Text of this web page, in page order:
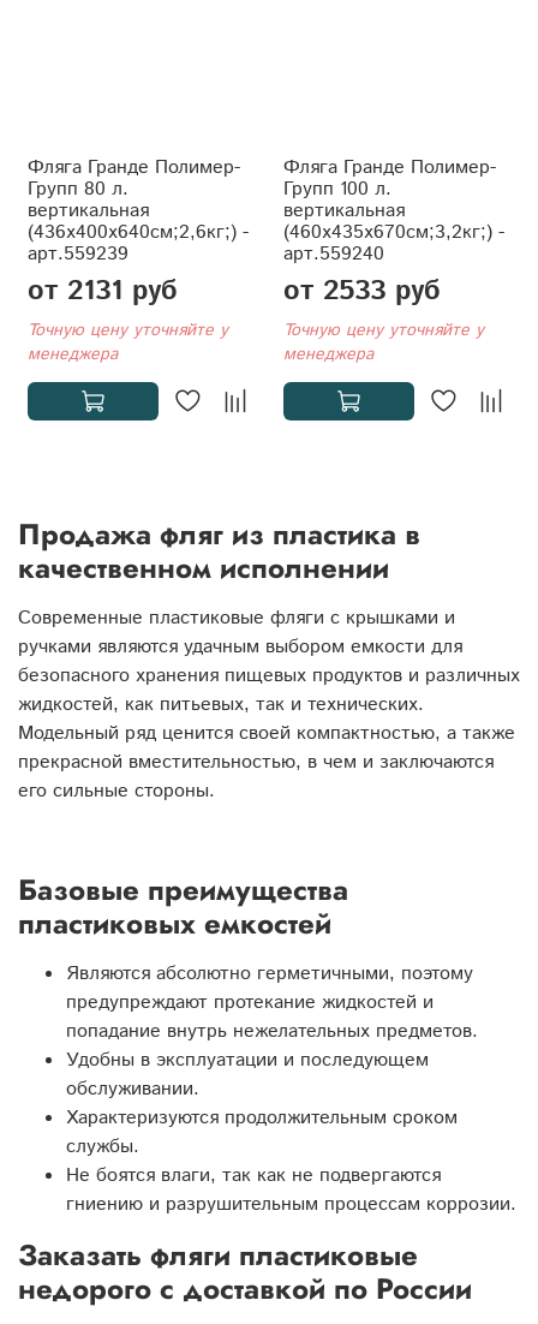
Фляга Гранде Полимер-
Групп 80 л.
вертикальная
(436x400x640см;2,6кг;) -
арт.559239
от 2131 руб
Точную цену уточняйте у
менеджера
Фляга Гранде Полимер-
Групп 100 л.
вертикальная
(460x435x670см;3,2кг;) -
арт.559240
от 2533 руб
Точную цену уточняйте у
менеджера
Продажа фляг из пластика в
качественном исполнении
Современные пластиковые фляги с крышками и
ручками являются удачным выбором емкости для
безопасного хранения пищевых продуктов и различных
жидкостей, как питьевых, так и технических.
Модельный ряд ценится своей компактностью, а также
прекрасной вместительностью, в чем и заключаются
его сильные стороны.
Базовые преимущества
пластиковых емкостей
Являются абсолютно герметичными, поэтому
предупреждают протекание жидкостей и
попадание внутрь нежелательных предметов.
Удобны в эксплуатации и последующем
обслуживании.
Характеризуются продолжительным сроком
службы.
Не боятся влаги, так как не подвергаются
гниению и разрушительным процессам коррозии.
Заказать фляги пластиковые
недорого с доставкой по России